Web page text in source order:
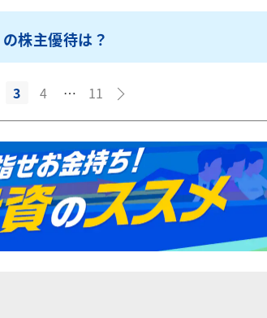
株主優待は？
3 4 … 11